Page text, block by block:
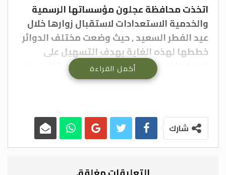
اتخذت محافظة عجلون مؤسساتها الرسمية
والخدمية الاستعدادات لاستقبال زوارها خلال
عيد الفطر السعيد , حيث وضعت مختلف الدوائر
خططها لهذه الغاية بهدف التسهيل على
المواطنين من خلال وضع خطة مرورية للحد من
الازدحامات مع الايام الاخيرة من الشهر الفضيل.
دوائر الخدمات من سياحة واثار وبلديات ومياه
واحهزة امنية ودفاع مدني والكهرباء
ومستشفى الايمان والمنتجعات والمرافق
أكمل القراءة
شارك